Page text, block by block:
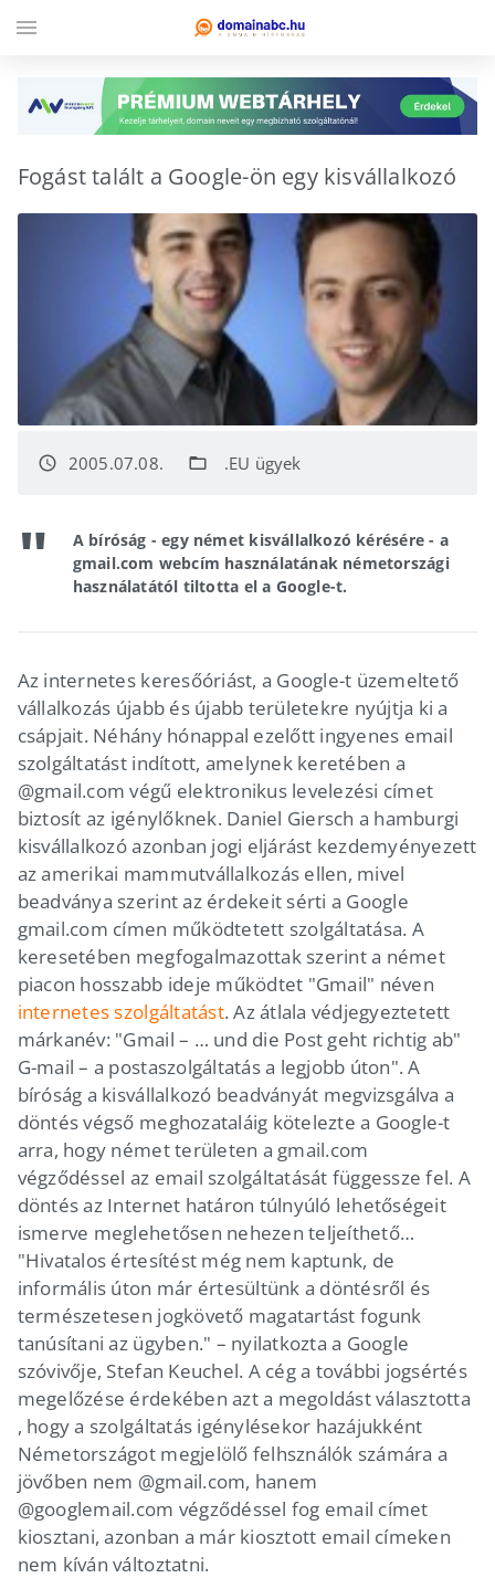
Fogást talált a Google-ön egy kisvállalkozó
access_time 2005.07.08. folder_open .EU ügyek
A bíróság - egy német kisvállalkozó kérésére - a
gmail.com webcím használatának németországi
használatától tiltotta el a Google-t.
Az internetes keresőóriást, a Google-t üzemeltető
vállalkozás újabb és újabb területekre nyújtja ki a
csápjait. Néhány hónappal ezelőtt ingyenes email
szolgáltatást indított, amelynek keretében a
@gmail.com végű elektronikus levelezési címet
biztosít az igénylőknek. Daniel Giersch a hamburgi
kisvállalkozó azonban jogi eljárást kezdemyényezett
az amerikai mammutvállalkozás ellen, mivel
beadványa szerint az érdekeit sérti a Google
gmail.com címen működtetett szolgáltatása. A
keresetében megfogalmazottak szerint a német
piacon hosszabb ideje működtet "Gmail" néven
internetes szolgáltatást. Az átlala védjegyeztetett
márkanév: "Gmail – … und die Post geht richtig ab"
G-mail – a postaszolgáltatás a legjobb úton". A
bíróság a kisvállalkozó beadványát megvizsgálva a
döntés végső meghozataláig kötelezte a Google-t
arra, hogy német területen a gmail.com
végződéssel az email szolgáltatását függessze fel. A
döntés az Internet határon túlnyúló lehetőségeit
ismerve meglehetősen nehezen teljeíthető…
"Hivatalos értesítést még nem kaptunk, de
informális úton már értesültünk a döntésről és
természetesen jogkövető magatartást fogunk
tanúsítani az ügyben." – nyilatkozta a Google
szóvivője, Stefan Keuchel. A cég a további jogsértés
megelőzése érdekében azt a megoldást választotta
, hogy a szolgáltatás igénylésekor hazájukként
Németországot megjelölő felhsználók számára a
jövőben nem @gmail.com, hanem
@googlemail.com végződéssel fog email címet
kiosztani, azonban a már kiosztott email címeken
nem kíván változtatni.
menu